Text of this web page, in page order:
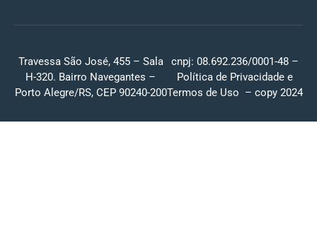
Travessa São José, 455 – Sala
H-320. Bairro Navegantes –
Porto Alegre/RS, CEP 90240-200
cnpj: 08.692.236/0001-48 –
Política de Privacidade e
Termos de Uso – copy 2024